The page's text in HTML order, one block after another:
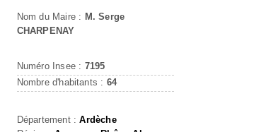
Nom du Maire : M. Serge
CHARPENAY
Numéro Insee : 7195
Nombre d'habitants : 64
Département :Ardèche